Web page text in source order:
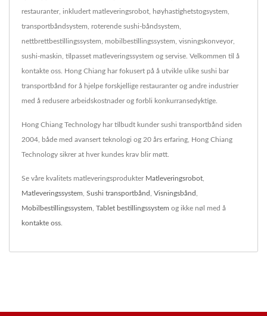
restauranter, inkludert matleveringsrobot, høyhastighetstogsystem,
transportbåndsystem, roterende sushi-båndsystem,
nettbrettbestillingssystem, mobilbestillingssystem, visningskonveyor,
sushi-maskin, tilpasset matleveringssystem og servise. Velkommen til å
kontakte oss. Hong Chiang har fokusert på å utvikle ulike sushi bar
transportbånd for å hjelpe forskjellige restauranter og andre industrier
med å redusere arbeidskostnader og forbli konkurransedyktige.
Hong Chiang Technology har tilbudt kunder sushi transportbånd siden
2004, både med avansert teknologi og 20 års erfaring, Hong Chiang
Technology sikrer at hver kundes krav blir møtt.
Se våre kvalitets matleveringsprodukter Matleveringsrobot,
Matleveringssystem, Sushi transportbånd , Visningsbånd ,
Mobilbestillingssystem, Tablet bestillingssystem og ikke nøl med å
kontakte oss.